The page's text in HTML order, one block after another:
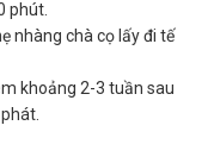
phút.
nhàng chà cọ lấy đi tế
khoảng 2-3 tuần sau